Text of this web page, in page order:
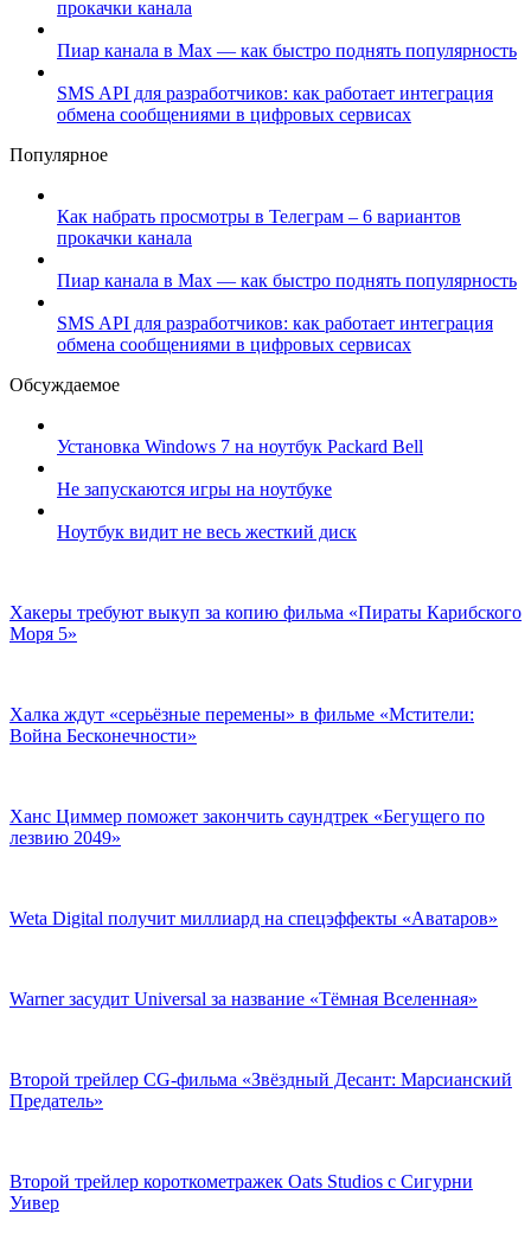
прокачки канала
Пиар канала в Max — как быстро поднять популярность
SMS API для разработчиков: как работает интеграция
обмена сообщениями в цифровых сервисах
Популярное
Как набрать просмотры в Телеграм – 6 вариантов
прокачки канала
Пиар канала в Max — как быстро поднять популярность
SMS API для разработчиков: как работает интеграция
обмена сообщениями в цифровых сервисах
Обсуждаемое
Установка Windows 7 на ноутбук Packard Bell
Не запускаются игры на ноутбуке
Ноутбук видит не весь жесткий диск
Хакеры требуют выкуп за копию фильма «Пираты Карибского
Моря 5»
Халка ждут «серьёзные перемены» в фильме «Мстители:
Война Бесконечности»
Ханс Циммер поможет закончить саундтрек «Бегущего по
лезвию 2049»
Weta Digital получит миллиард на спецэффекты «Аватаров»
Warner засудит Universal за название «Тёмная Вселенная»
Второй трейлер CG-фильма «Звёздный Десант: Марсианский
Предатель»
Второй трейлер короткометражек Oats Studios с Сигурни
Уивер